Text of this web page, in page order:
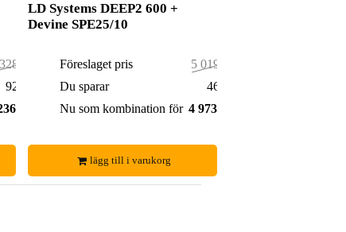
kr
92,00 kr
kr
LD Systems DEEP2 600 +
Devine SPE25/10
Föreslaget pris
5 019,00 kr
Du sparar
46,00 kr
Nu som kombination för 4 973,00 kr
lägg till i varukorg